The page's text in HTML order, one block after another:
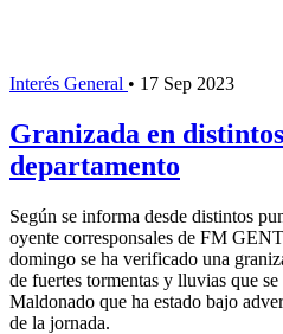
Interés General • 17 Sep 2023
Granizada en
departamento
Según se informa desde distintos
oyente corresponsales de FM
domingo se ha verificado una
de fuertes tormentas y lluvias que
Maldonado que ha estado bajo
de la jornada.